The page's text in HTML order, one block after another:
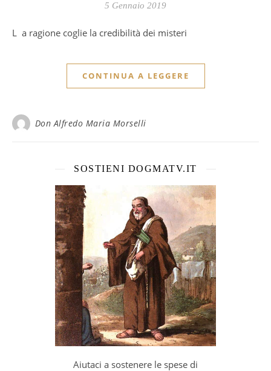
5 Gennaio 2019
La ragione coglie la credibilità dei misteri
CONTINUA A LEGGERE
Don Alfredo Maria Morselli
SOSTIENI DOGMATV.IT
Aiutaci a sostenere le spese di